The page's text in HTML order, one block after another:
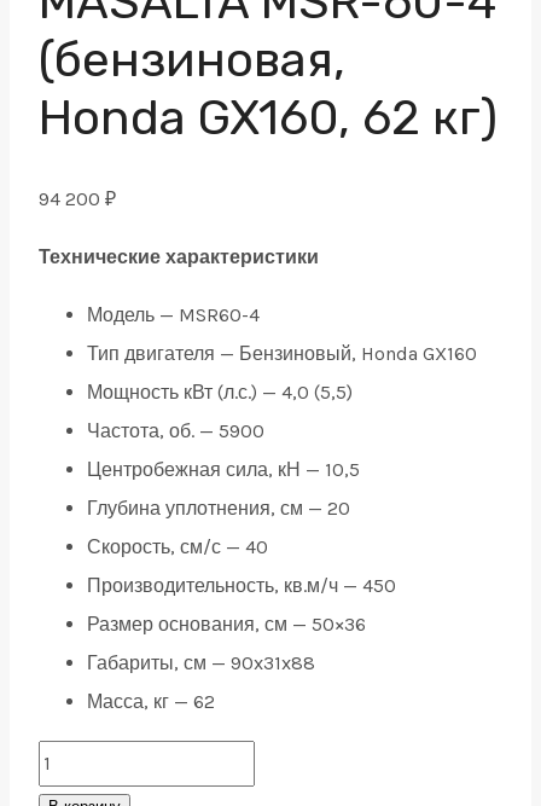
(бензиновая,
Honda GX160, 62 кг)
94 200 ₽
Технические характеристики
Модель — MSR60-4
Тип двигателя — Бензиновый, Honda GX160
Мощность кВт (л.с.) — 4,0 (5,5)
Частота, об. — 5900
Центробежная сила, кН — 10,5
Глубина уплотнения, см — 20
Скорость, см/с — 40
Производительность, кв.м/ч — 450
Размер основания, см — 50×36
Габариты, см — 90x31x88
Масса, кг — 62
Виброплита
MASALTA